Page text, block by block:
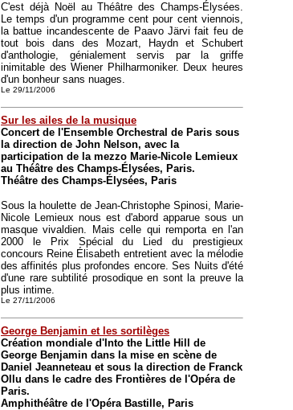
C'est déjà Noël au Théâtre des Champs-Élysées.
Le temps d'un programme cent pour cent viennois,
la battue incandescente de Paavo Järvi fait feu de
tout bois dans des Mozart, Haydn et Schubert
d'anthologie, génialement servis par la griffe
inimitable des Wiener Philharmoniker. Deux heures
d'un bonheur sans nuages.
Le 29/11/2006
Sur les ailes de la musique
Concert de l'Ensemble Orchestral de Paris sous
la direction de John Nelson, avec la
participation de la mezzo Marie-Nicole Lemieux
au Théâtre des Champs-Élysées, Paris.
Théâtre des Champs-Élysées, Paris
Sous la houlette de Jean-Christophe Spinosi, Marie-
Nicole Lemieux nous est d'abord apparue sous un
masque vivaldien. Mais celle qui remporta en l'an
2000 le Prix Spécial du Lied du prestigieux
concours Reine Élisabeth entretient avec la mélodie
des affinités plus profondes encore. Ses Nuits d'été
d'une rare subtilité prosodique en sont la preuve la
plus intime.
Le 27/11/2006
George Benjamin et les sortilèges
Création mondiale d'Into the Little Hill de
George Benjamin dans la mise en scène de
Daniel Jeanneteau et sous la direction de Franck
Ollu dans le cadre des Frontières de l'Opéra de
Paris.
Amphithéâtre de l'Opéra Bastille, Paris